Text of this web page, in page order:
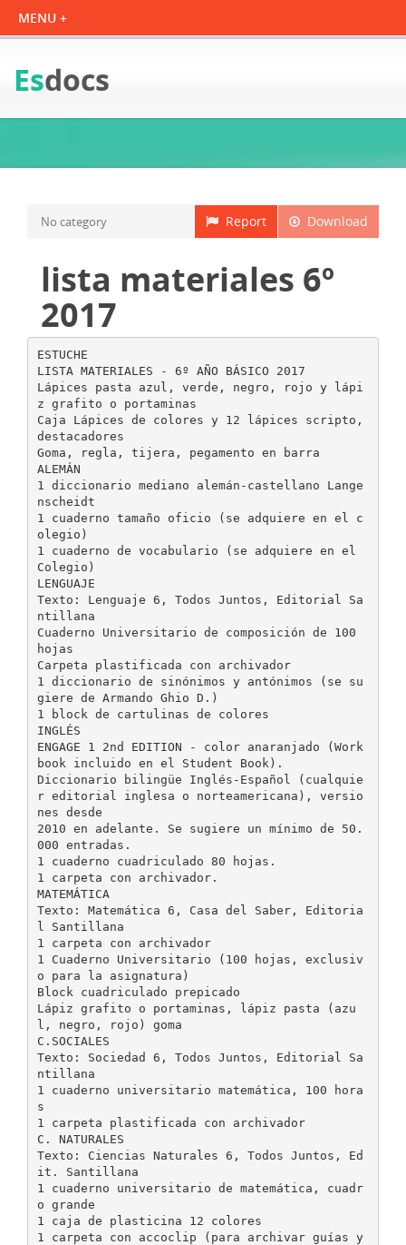
Esdocs
Download
Report
No category
lista materiales 6º
2017
ESTUCHE
LISTA MATERIALES - 6º AÑO BÁSICO 2017
Lápices pasta azul, verde, negro, rojo y lápi
z grafito o portaminas
Caja Lápices de colores y 12 lápices scripto,
destacadores
Goma, regla, tijera, pegamento en barra
ALEMÁN
1 diccionario mediano alemán-castellano Lange
nscheidt
1 cuaderno tamaño oficio (se adquiere en el c
olegio)
1 cuaderno de vocabulario (se adquiere en el
Colegio)
LENGUAJE
Texto: Lenguaje 6, Todos Juntos, Editorial Sa
ntillana
Cuaderno Universitario de composición de 100
hojas
Carpeta plastificada con archivador
1 diccionario de sinónimos y antónimos (se su
giere de Armando Ghio D.)
1 block de cartulinas de colores
INGLÉS
ENGAGE 1 2nd EDITION - color anaranjado (Work
book incluido en el Student Book).
Diccionario bilingüe Inglés-Español (cualquie
r editorial inglesa o norteamericana), versio
nes desde
2010 en adelante. Se sugiere un mínimo de 50.
000 entradas.
1 cuaderno cuadriculado 80 hojas.
1 carpeta con archivador.
MATEMÁTICA
Texto: Matemática 6, Casa del Saber, Editoria
l Santillana
1 carpeta con archivador
1 Cuaderno Universitario (100 hojas, exclusiv
o para la asignatura)
Block cuadriculado prepicado
Lápiz grafito o portaminas, lápiz pasta (azu
l, negro, rojo) goma
C.SOCIALES
Texto: Sociedad 6, Todos Juntos, Editorial Sa
ntillana
1 cuaderno universitario matemática, 100 hora
s
1 carpeta plastificada con archivador
C. NATURALES
Texto: Ciencias Naturales 6, Todos Juntos, Ed
it. Santillana
1 cuaderno universitario de matemática, cuadr
o grande
1 caja de plasticina 12 colores
1 carpeta con accoclip (para archivar guías y